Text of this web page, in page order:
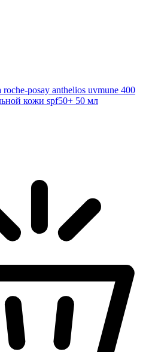
posay anthelios uvmune 400
кожи spf50+ 50 мл